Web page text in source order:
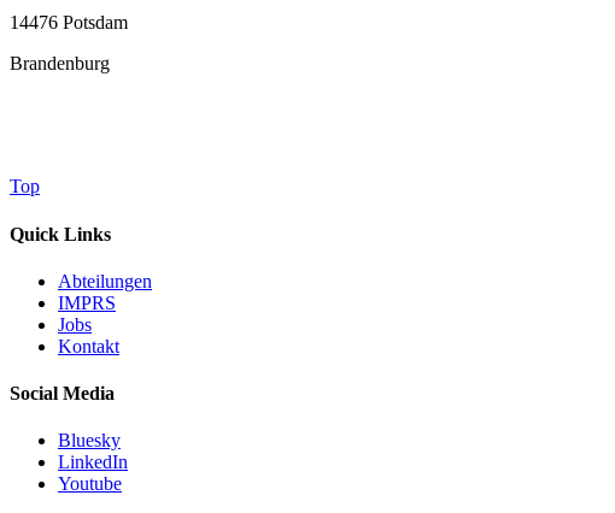
14476 Potsdam
Brandenburg
Top
Quick Links
Abteilungen
IMPRS
Jobs
Kontakt
Social Media
Bluesky
LinkedIn
Youtube